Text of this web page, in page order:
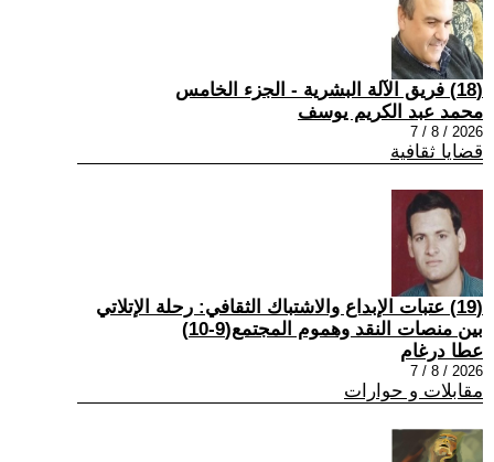
(18) فريق الآلة البشرية - الجزء الخامس
محمد عبد الكريم يوسف
2026 / 8 / 7
قضايا ثقافية
(19) عتبات الإبداع والاشتباك الثقافي: رحلة الإتلاتي
بين منصات النقد وهموم المجتمع(9-10)
عطا درغام
2026 / 8 / 7
مقابلات و حوارات